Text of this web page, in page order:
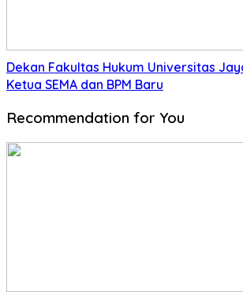
Dekan Fakultas Hukum Universitas
Ketua SEMA dan BPM Baru
Recommendation for You